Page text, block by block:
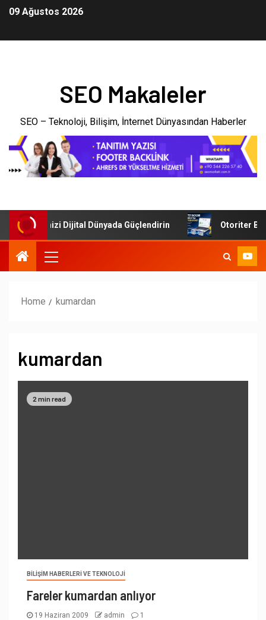
09 Ağustos 2026
SEO Makaleler
SEO – Teknoloji, Bilişim, İnternet Dünyasından Haberler
İşletmenizi Dijital Dünyada Güçlendirin Otoriter
Home kumardan
kumardan
2 min read
BILIŞIM HABERLERI VE TEKNOLOJI
Fareler kumardan anlıyor
19 Haziran 2009 admin 1